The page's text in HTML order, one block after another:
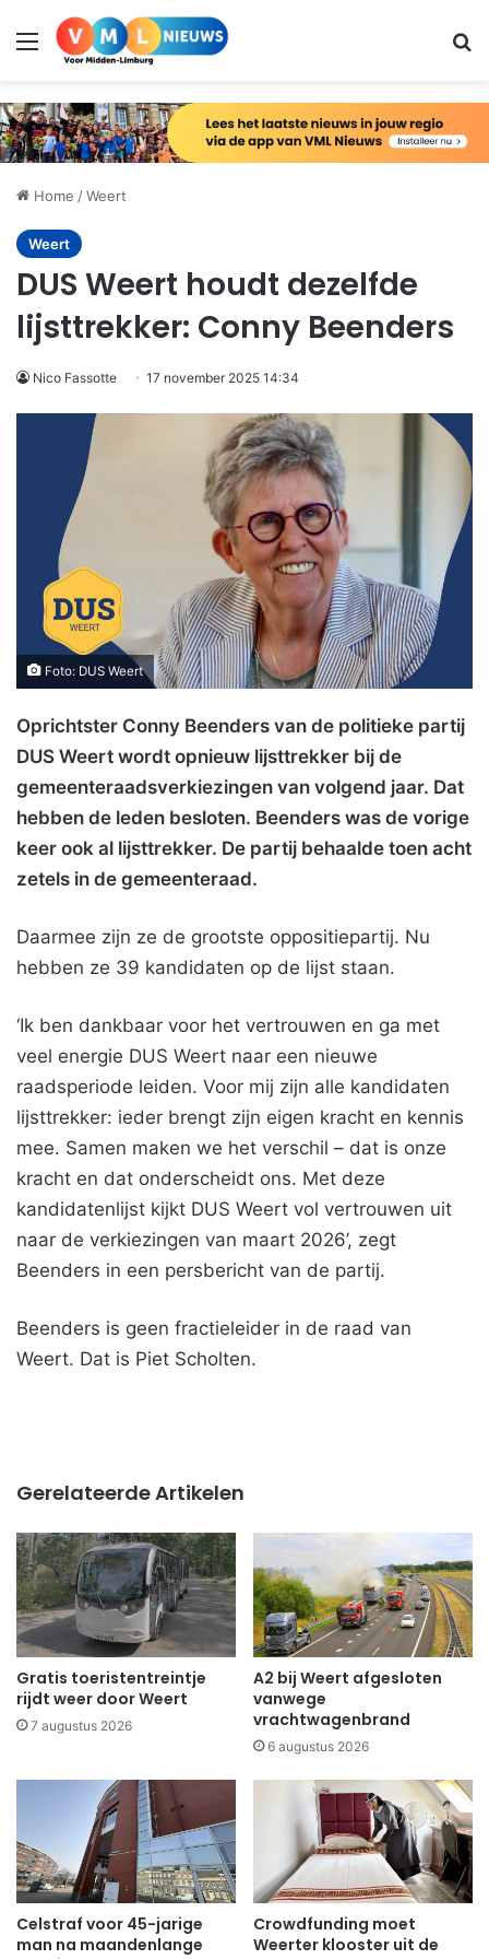
Menu
Home /Weert
Weert
DUS Weert houdt dezelfde
lijsttrekker: Conny Beenders
Nico Fassotte 17 november 2025 14:34
Foto: DUS Weert
Oprichtster Conny Beenders van de politieke partij
DUS Weert wordt opnieuw lijsttrekker bij de
gemeenteraadsverkiezingen van volgend jaar. Dat
hebben de leden besloten. Beenders was de vorige
keer ook al lijsttrekker. De partij behaalde toen acht
zetels in de gemeenteraad.
Daarmee zijn ze de grootste oppositiepartij. Nu
hebben ze 39 kandidaten op de lijst staan.
‘Ik ben dankbaar voor het vertrouwen en ga met
veel energie DUS Weert naar een nieuwe
raadsperiode leiden. Voor mij zijn alle kandidaten
lijsttrekker: ieder brengt zijn eigen kracht en kennis
mee. Samen maken we het verschil – dat is onze
kracht en dat onderscheidt ons. Met deze
kandidatenlijst kijkt DUS Weert vol vertrouwen uit
naar de verkiezingen van maart 2026’, zegt
Beenders in een persbericht van de partij.
Beenders is geen fractieleider in de raad van
Weert. Dat is Piet Scholten.
Gerelateerde Artikelen
Gratis toeristentreintje
rijdt weer door Weert
7 augustus 2026
A2 bij Weert afgesloten
vanwege
vrachtwagenbrand
6 augustus 2026
Celstraf voor 45-jarige
man na maandenlange
Crowdfunding moet
Weerter klooster uit de